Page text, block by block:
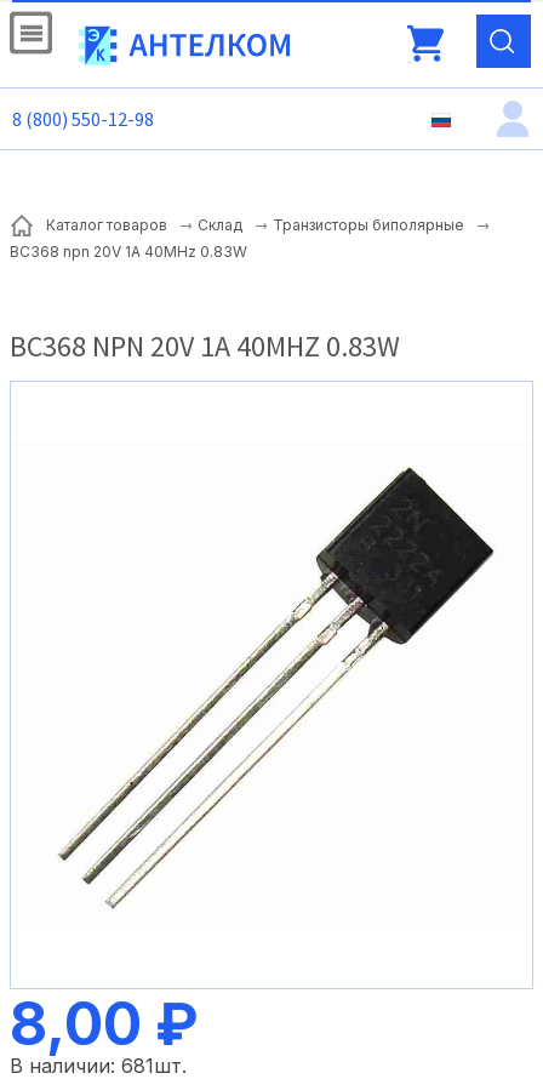
8 (800) 550-12-98
Каталог товаров Склад
Транзисторы биполярные
BC368 npn 20V 1A 40MHz 0.83W
BC368 NPN 20V 1A 40MHZ 0.83W
8,00 ₽
В наличии: 681шт.